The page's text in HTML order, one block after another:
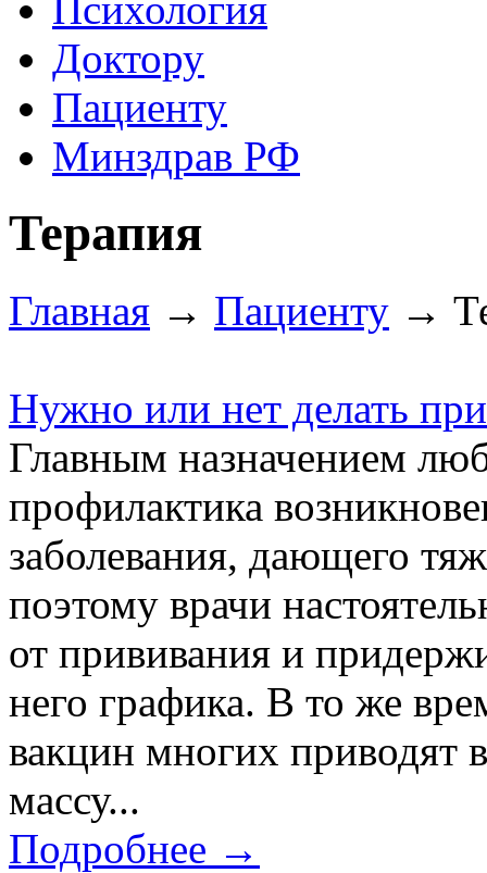
Доктору
Пациенту
Минздрав РФ
Терапия
Главная → Пациенту →
Нужно или нет делать
Главным назначением
профилактика
заболевания, дающего
поэтому врачи
от прививания и
него графика. В то же
вакцин многих приводят
массу...
Подробнее →